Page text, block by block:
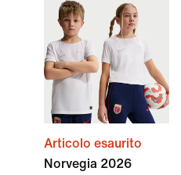
Articolo esaurito
Norvegia 2026